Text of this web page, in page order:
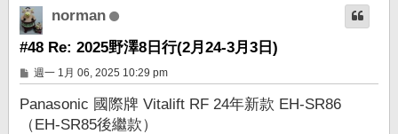
norman
#48 Re: 2025野澤8日行(2月24-3月3日)
文
章
週一 1月 06, 2025 10:29 pm
Panasonic 國際牌 Vitalift RF 24年新款 EH-SR86
（EH-SR85後繼款）